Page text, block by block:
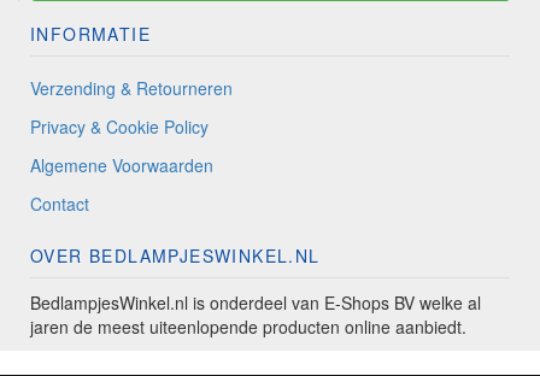
INFORMATIE
Verzending & Retourneren
Privacy & Cookie Policy
Algemene Voorwaarden
Contact
OVER BEDLAMPJESWINKEL.NL
BedlampjesWinkel.nl is onderdeel van E-Shops BV welke al
jaren de meest uiteenlopende producten online aanbiedt.